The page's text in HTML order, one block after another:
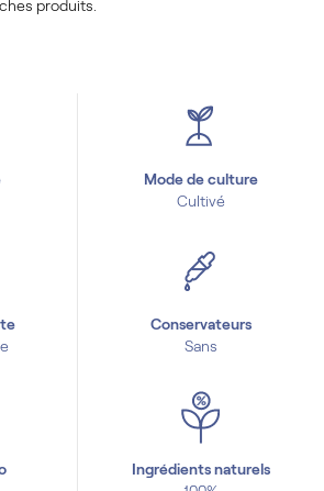
produits.
Mode de culture
Cultivé
Conservateurs
Sans
Ingrédients naturels